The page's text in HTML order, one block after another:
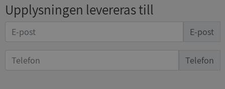
Upplysningen levereras till
E-post
Telefon